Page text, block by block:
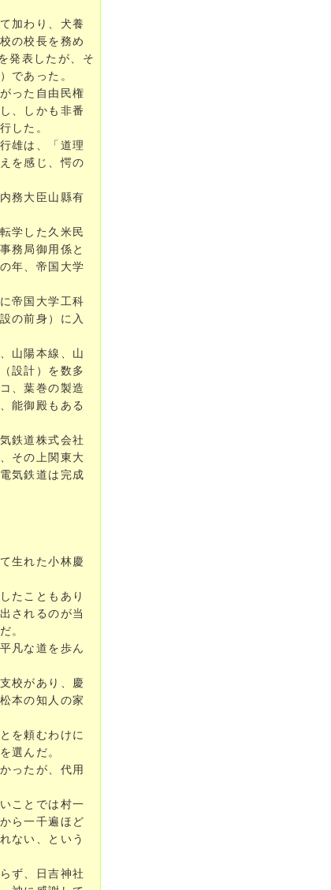
加わり、犬養
の校長を務め
発表したが、そ
であった。
った自由民権
、しかも非番
した。
雄は、「道理
を感じ、愕の
務大臣山縣有
学した久米民
務局御用係と
年、帝国大学
帝国大学工科
の前身）に入
山陽本線、山
設計）を数多
、葉巻の製造
能御殿もある
鉄道株式会社
その上関東大
気鉄道は完成
生れた小林慶
たこともあり
されるのが当
。
凡な道を歩ん
校があり、慶
本の知人の家
を頼むわけに
選んだ。
ったが、代用
ことでは村一
ら一千遍ほど
ない、という
ず、日吉神社